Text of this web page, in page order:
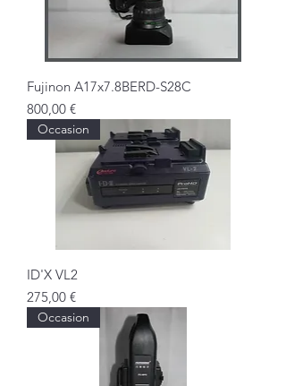
Fujinon A17x7.8BERD-S28C
Prix
800,00 €
Occasion
ID'X VL2
Prix
275,00 €
Occasion